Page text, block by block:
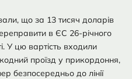
що за 13 тисяч доларів
в ЄС 26-річного
У цю вартість входили
проїзд у прикордоння,
безпосередньо до лінії